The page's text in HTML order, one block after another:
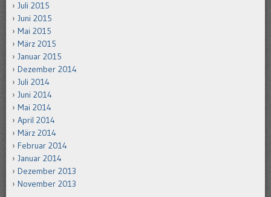
Juli 2015
Juni 2015
Mai 2015
März 2015
Januar 2015
Dezember 2014
Juli 2014
Juni 2014
Mai 2014
April 2014
März 2014
Februar 2014
Januar 2014
Dezember 2013
November 2013